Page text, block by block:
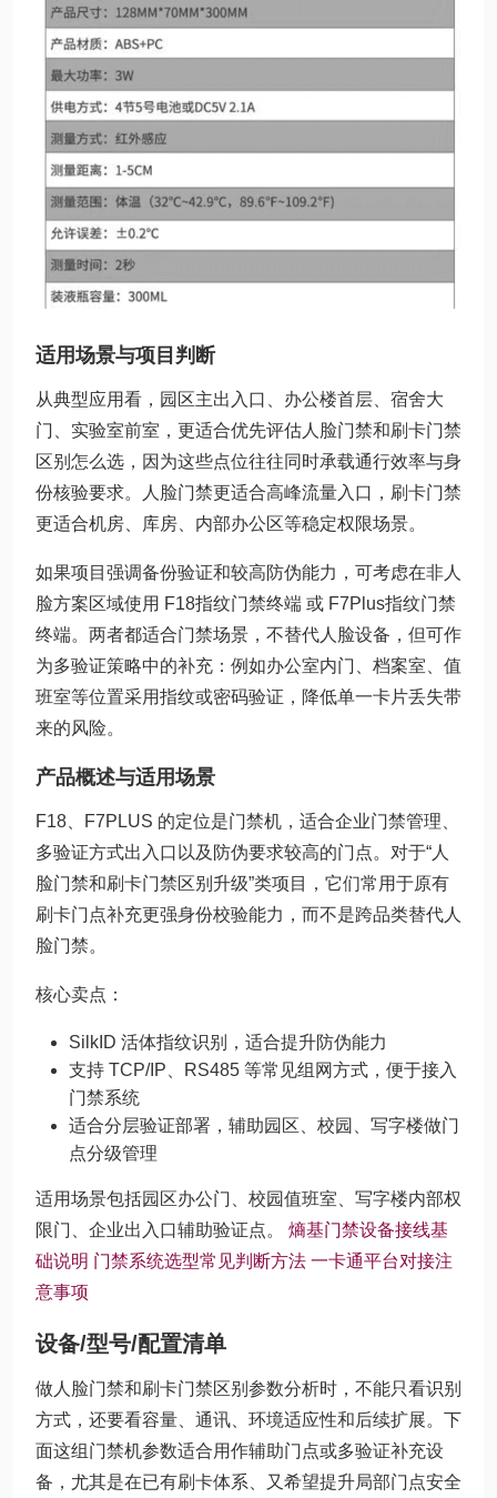
适用场景与项目判断
从典型应用看，园区主出入口、办公楼首层、宿舍大
门、实验室前室，更适合优先评估人脸门禁和刷卡门禁
区别怎么选，因为这些点位往往同时承载通行效率与身
份核验要求。人脸门禁更适合高峰流量入口，刷卡门禁
更适合机房、库房、内部办公区等稳定权限场景。
如果项目强调备份验证和较高防伪能力，可考虑在非人
脸方案区域使用 F18指纹门禁终端 或 F7Plus指纹门禁
终端。两者都适合门禁场景，不替代人脸设备，但可作
为多验证策略中的补充：例如办公室内门、档案室、值
班室等位置采用指纹或密码验证，降低单一卡片丢失带
来的风险。
产品概述与适用场景
F18、F7PLUS 的定位是门禁机，适合企业门禁管理、
多验证方式出入口以及防伪要求较高的门点。对于“人
脸门禁和刷卡门禁区别升级”类项目，它们常用于原有
刷卡门点补充更强身份校验能力，而不是跨品类替代人
脸门禁。
核心卖点：
SilkID 活体指纹识别，适合提升防伪能力
支持 TCP/IP、RS485 等常见组网方式，便于接入
门禁系统
适合分层验证部署，辅助园区、校园、写字楼做门
点分级管理
适用场景包括园区办公门、校园值班室、写字楼内部权
限门、企业出入口辅助验证点。 熵基门禁设备接线基
础说明 门禁系统选型常见判断方法 一卡通平台对接注
意事项
设备/型号/配置清单
做人脸门禁和刷卡门禁区别参数分析时，不能只看识别
方式，还要看容量、通讯、环境适应性和后续扩展。下
面这组门禁机参数适合用作辅助门点或多验证补充设
备，尤其是在已有刷卡体系、又希望提升局部门点安全